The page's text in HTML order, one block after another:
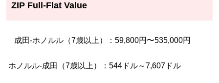
ZIP Full-Flat Value
成田-ホノルル（7歳以上）：59,800円〜535,000円
ホノルル-成田（7歳以上）：544ドル～7,607ドル